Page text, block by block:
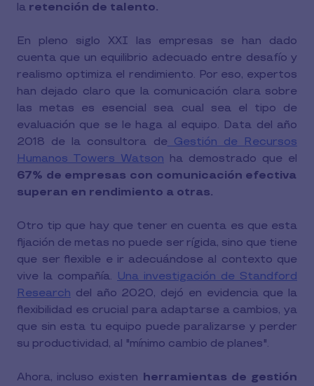
la retención de talento.
En pleno siglo XXI las empresas se han dado
cuenta que un equilibrio adecuado entre desafío y
realismo optimiza el rendimiento. Por eso, expertos
han dejado claro que la comunicación clara sobre
las metas es esencial sea cual sea el tipo de
evaluación que se le haga al equipo. Data del año
2018 de la consultora de Gestión de Recursos
Humanos Towers Watson ha demostrado que el
67% de empresas con comunicación efectiva
superan en rendimiento a otras.
Otro tip que hay que tener en cuenta es que esta
fijación de metas no puede ser rígida, sino que tiene
que ser flexible e ir adecuándose al contexto que
vive la compañía. Una investigación de Standford
Research del año 2020, dejó en evidencia que la
flexibilidad es crucial para adaptarse a cambios, ya
que sin esta tu equipo puede paralizarse y perder
su productividad, al "mínimo cambio de planes".
Ahora, incluso existen herramientas de gestión